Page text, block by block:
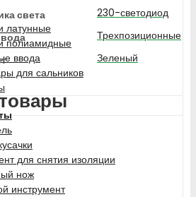
латунные
полиамидные
ввода
для сальников
для снятия изоляции
нож
инструмент
света
230-светодиод
Трехпозиционные
Зеленый